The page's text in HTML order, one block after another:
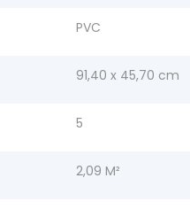
PVC
91,40 x 45,70 cm
5
2,09 M²